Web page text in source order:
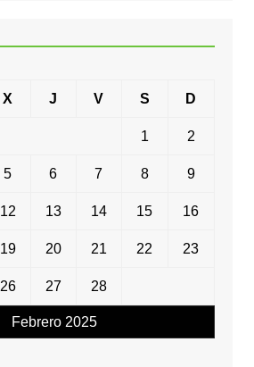
Febrero 2025
X J V S D
1 2
5 6 7 8 9
12 13 14 15 16
19 20 21 22 23
26 27 28